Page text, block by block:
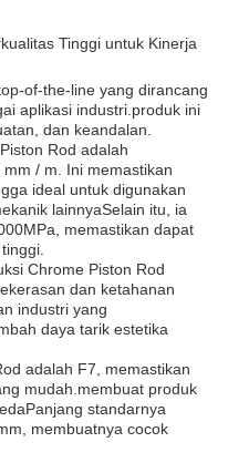
Tinggi untuk Kinerja
of-the-line yang dirancang
aplikasi industri.produk ini
dan keandalan.
Rod adalah
/ m. Ini memastikan
ideal untuk digunakan
lainnyaSelain itu, ia
memastikan dapat
Chrome Piston Rod
dan ketahanan
industri yang
daya tarik estetika
adalah F7, memastikan
mudah.membuat produk
standarnya
membuatnya cocok